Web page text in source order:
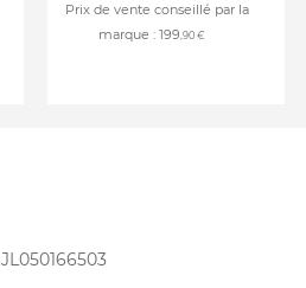
Prix de vente conseillé par la
marque : 199,90 €
JL050166503